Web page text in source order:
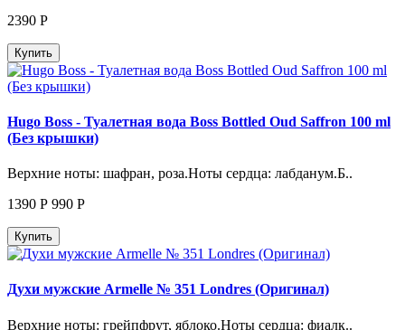
2390 Р
Купить
Hugo Boss - Туалетная вода Boss Bottled Oud Saffron 100 ml
(Без крышки)
Верхние ноты: шафран, роза.Ноты сердца: лабданум.Б..
1390 Р 990 Р
Купить
Духи мужские Armelle № 351 Londres (Оригинал)
Верхние ноты: грейпфрут, яблоко.Ноты сердца: фиалк..